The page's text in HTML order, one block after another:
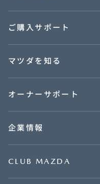
ご購入サポート
マツダを知る
オーナーサポート
企業情報
CLUB MAZDA